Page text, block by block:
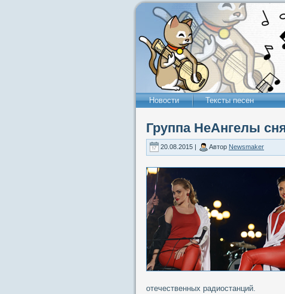
Новости Тексты песен
Группа НеАнгелы
20.08.2015 | Автор Newsmaker
отечественных радиостанций.